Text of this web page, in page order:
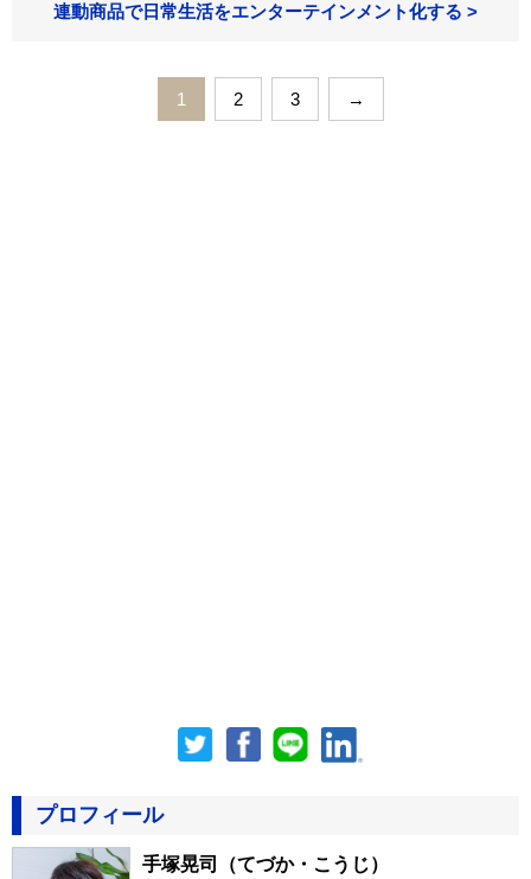
連動商品で日常生活をエンターテインメント化する >
1 2 3 →
プロフィール
手塚晃司
（てづか・こうじ）